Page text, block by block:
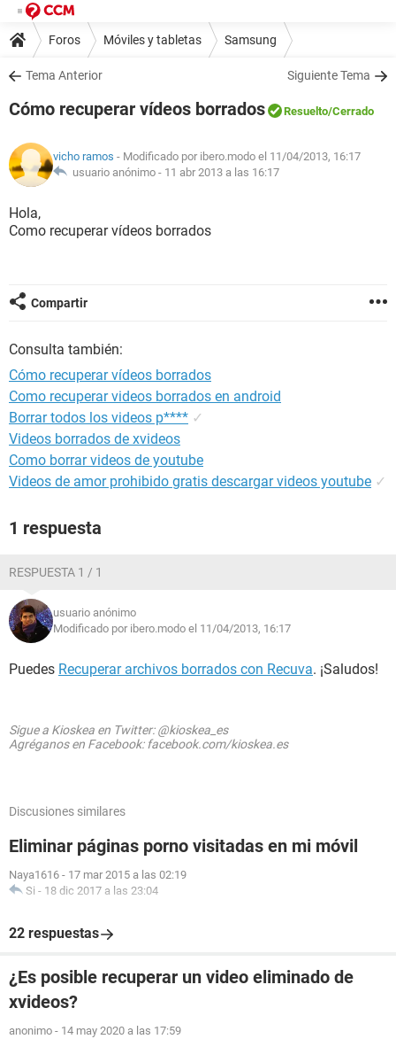
Foros Móviles y tabletas Samsung
Tema Anterior Siguiente Tema
Cómo recuperar vídeos borrados Resuelto/Cerrado
vicho ramos - Modificado por ibero.modo el 11/04/2013, 16:17
usuario anónimo - 11 abr 2013 a las 16:17
Hola,
Como recuperar vídeos borrados
Compartir
Consulta también:
Cómo recuperar vídeos borrados
Como recuperar videos borrados en android
Borrar todos los videos p**** ✓
Videos borrados de xvideos
Como borrar videos de youtube
Videos de amor prohibido gratis descargar videos youtube ✓
1 respuesta
RESPUESTA 1 / 1
usuario anónimo
Modificado por ibero.modo el 11/04/2013, 16:17
Puedes Recuperar archivos borrados con Recuva. ¡Saludos!
Sigue a Kioskea en Twitter: @kioskea_es
Agréganos en Facebook: facebook.com/kioskea.es
Discusiones similares
Eliminar páginas porno visitadas en mi móvil
Naya1616 - 17 mar 2015 a las 02:19
Si - 18 dic 2017 a las 23:04
22 respuestas
¿Es posible recuperar un video eliminado de
xvideos?
anonimo - 14 may 2020 a las 17:59